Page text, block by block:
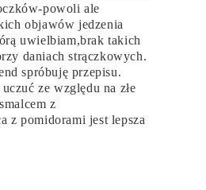
powoli ale
objawów jedzenia
uwielbiam,brak takich
daniach strączkowych.
spróbuję przepisu.
ze względu na złe
z
z pomidorami jest lepsza